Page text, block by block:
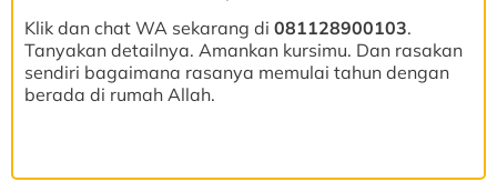
Klik dan chat WA sekarang di 081128900103.
Tanyakan detailnya. Amankan kursimu. Dan rasakan
sendiri bagaimana rasanya memulai tahun dengan
berada di rumah Allah.